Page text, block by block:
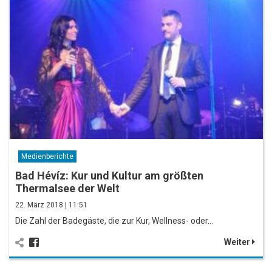
Medienberichte
Bad Hévíz: Kur und Kultur am größten
Thermalsee der Welt
22. März 2018 | 11:51
Die Zahl der Badegäste, die zur Kur, Wellness- oder…
Weiter